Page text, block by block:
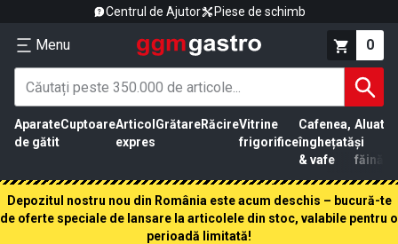
Centrul de Ajutor Piese de schimb
Menu 0
Aparate
de gătit
CuptoareArticol
expres
GrătareRăcireVitrine
frigorifice
Cafenea,
înghețată
& vafe
Aluat
și
făină
Depozitul nostru nou din România este acum deschis – bucură-te
de oferte speciale de lansare la articolele din stoc, valabile pentru o
perioadă limitată!